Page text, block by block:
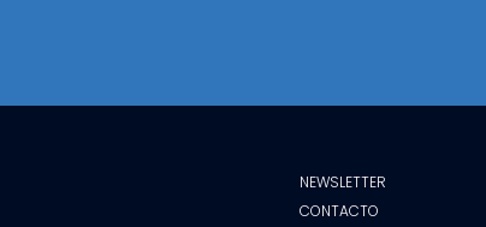
NEWSLETTER
CONTACTO